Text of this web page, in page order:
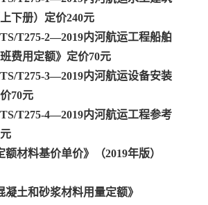
下册）定价240元
T275-2—2019内河航运工程船舶
费用定额》定价70元
T275-3—2019内河航运设备安装
70元
T275-4—2019内河航运工程参考
材料基价单价》（2019年版）
凝土和砂浆材料用量定额》